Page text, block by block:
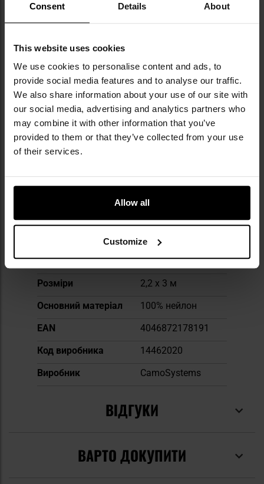
Consent Details About
This website uses cookies
We use cookies to personalise content and ads, to
provide social media features and to analyse our traffic.
We also share information about your use of our site with
our social media, advertising and analytics partners who
may combine it with other information that you’ve
provided to them or that they’ve collected from your use
of their services.
Allow all
Customize
особливо в лісистій місцевості. Завдяки своїй
60 формувань у формі по всьому світу. Цей
культуру, перейшовши від військового
застосування до повсякденної моди.
Інформація про виробника та техніку безпеки
ТЕХНІЧНІ ДАНІ
800 г
Камуфляж
Woodland
Розміри
2,2 x 3 м
Основний матеріал
100% нейлон
EAN
4046872178191
Код виробника
14462020
Виробник
CamoSystems
ВІДГУКИ
ВАРТО ДОКУПИТИ